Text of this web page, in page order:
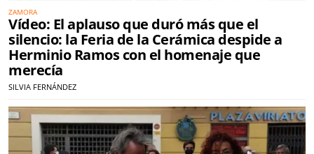
ZAMORA
Vídeo: El aplauso que duró más que el
silencio: la Feria de la Cerámica despide a
Herminio Ramos con el homenaje que
merecía
SILVIA FERNÁNDEZ